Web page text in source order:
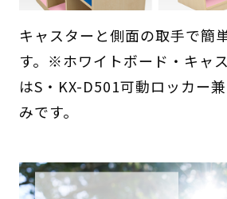
キャスターと側面の取手で簡
す。※ホワイトボード・キャ
はS・KX-D501可動ロッカー
みです。